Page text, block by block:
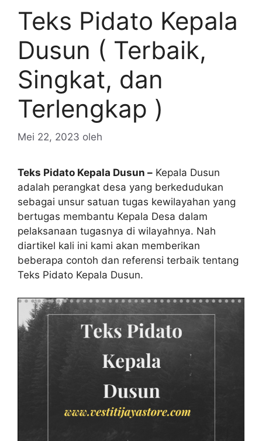
Teks Pidato Kepala
Dusun ( Terbaik,
Singkat, dan
Terlengkap )
Mei 22, 2023 oleh
Teks Pidato Kepala Dusun – Kepala Dusun
adalah perangkat desa yang berkedudukan
sebagai unsur satuan tugas kewilayahan yang
bertugas membantu Kepala Desa dalam
pelaksanaan tugasnya di wilayahnya. Nah
diartikel kali ini kami akan memberikan
beberapa contoh dan referensi terbaik tentang
Teks Pidato Kepala Dusun.